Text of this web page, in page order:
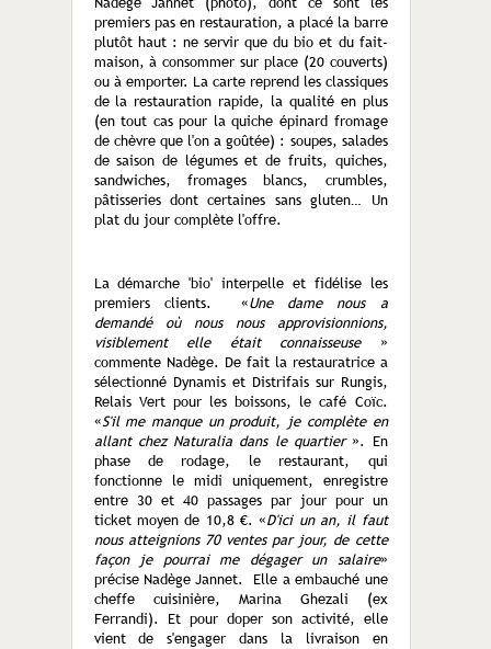
premiers pas en restauration, a placé la barre
plutôt haut : ne servir que du bio et du fait-
maison, à consommer sur place (20 couverts)
ou à emporter. La carte reprend les classiques
de la restauration rapide, la qualité en plus
(en tout cas pour la quiche épinard fromage
de chèvre que l'on a goûtée) : soupes, salades
de saison de légumes et de fruits, quiches,
sandwiches, fromages blancs, crumbles,
pâtisseries dont certaines sans gluten… Un
plat du jour complète l'offre.
La démarche 'bio' interpelle et fidélise les
premiers clients. «Une dame nous a
demandé où nous nous approvisionnions,
visiblement elle était connaisseuse »
commente Nadège. De fait la restauratrice a
sélectionné Dynamis et Distrifais sur Rungis,
Relais Vert pour les boissons, le café Coïc.
«S'il me manque un produit, je complète en
allant chez Naturalia dans le quartier». En
phase de rodage, le restaurant, qui
fonctionne le midi uniquement, enregistre
entre 30 et 40 passages par jour pour un
ticket moyen de 10,8 €. «D'ici un an, il faut
nous atteignions 70 ventes par jour, de cette
façon je pourrai me dégager un salaire»
précise Nadège Jannet. Elle a embauché une
cheffe cuisinière, Marina Ghezali (ex
Ferrandi). Et pour doper son activité, elle
vient de s'engager dans la livraison en